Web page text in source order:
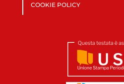
COOKIE POLICY